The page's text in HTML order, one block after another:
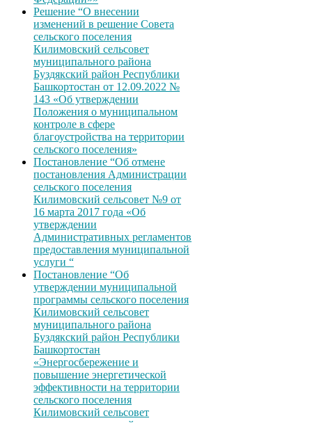
Решение “О внесении
изменений в решение Совета
сельского поселения
Килимовский сельсовет
муниципального района
Буздякский район Республики
Башкортостан от 12.09.2022 №
143 «Об утверждении
Положения о муниципальном
контроле в сфере
благоустройства на территории
сельского поселения»
Постановление “Об отмене
постановления Администрации
сельского поселения
Килимовский сельсовет №9 от
16 марта 2017 года «Об
утверждении
Административных регламентов
предоставления муниципальной
услуги “
Постановление “Об
утверждении муниципальной
программы сельского поселения
Килимовский сельсовет
муниципального района
Буздякский район Республики
Башкортостан
«Энергосбережение и
повышение энергетической
эффективности на территории
сельского поселения
Килимовский сельсовет